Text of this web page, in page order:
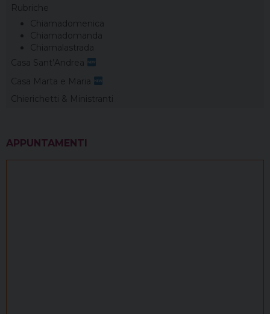
Rubriche
Chiamadomenica
Chiamadomanda
Chiamalastrada
Casa Sant’Andrea
Casa Marta e Maria
Chierichetti & Ministranti
APPUNTAMENTI